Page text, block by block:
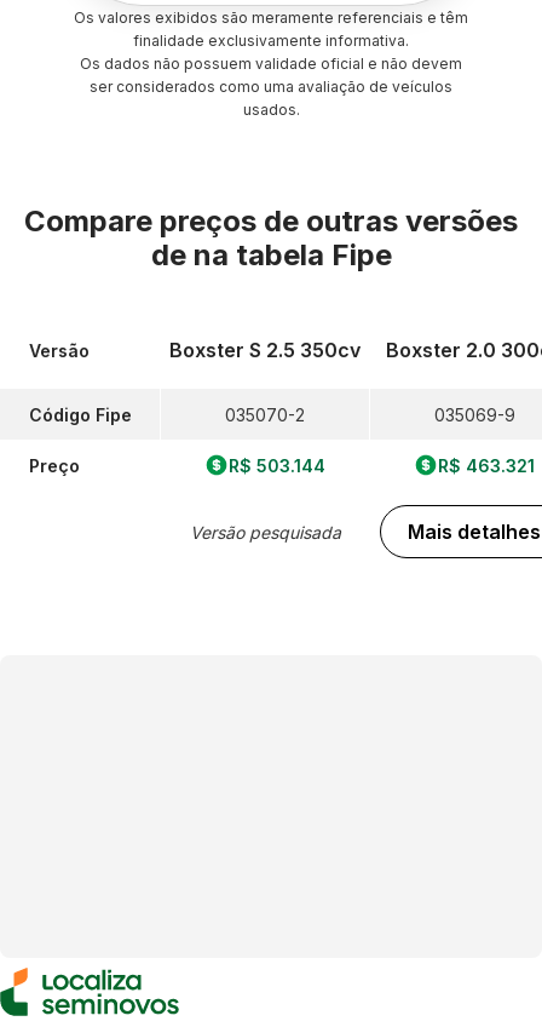
Os valores exibidos são meramente referenciais e têm
finalidade exclusivamente informativa.
Os dados não possuem validade oficial e não devem
ser considerados como uma avaliação de veículos
usados.
Compare preços de outras versões
de na tabela Fipe
Versão
Código Fipe
Preço
Boxster S 2.5 350cv
035070-2
R$ 503.144
Versão pesquisada
Boxster 2.0
035069-9
R$ 463.321
Mais detalhes